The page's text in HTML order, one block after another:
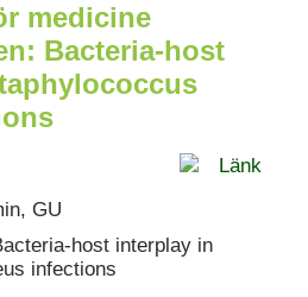
medicine
Bacteria-host
Länk
GU
host interplay in
infections